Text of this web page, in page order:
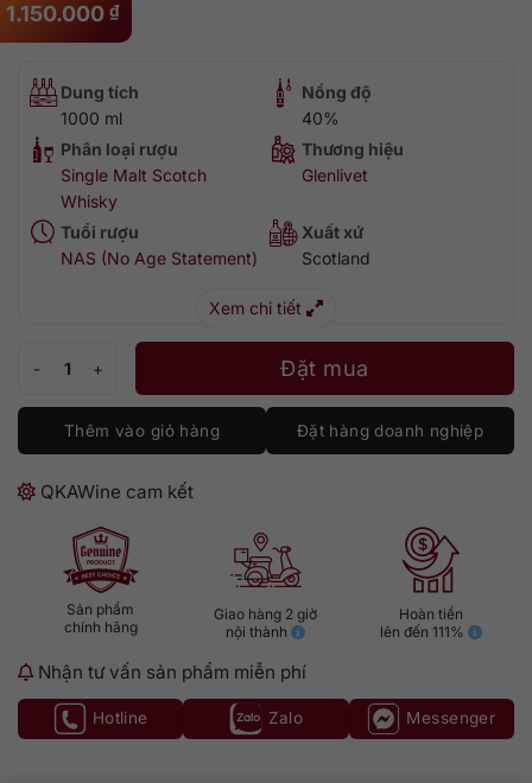
1.150.000 ₫
Dung tích
1000 ml
Nồng độ
40%
Phân loại rượu
Single Malt Scotch
Whisky
Thương hiệu
Glenlivet
Tuổi rượu
NAS (No Age Statement)
Xuất xứ
Scotland
Xem chi tiết
Glenlivet 1824 Distiller’s Reserve 1000ml số lượng
Đặt mua
Thêm vào giỏ hàng Đặt hàng doanh nghiệp
QKAWine cam kết
Sản phẩm
chính hãng
Giao hàng 2 giờ
nội thành
Hoàn tiền
lên đến 111%
Nhận tư vấn sản phẩm miễn phí
Hotline Zalo Messenger